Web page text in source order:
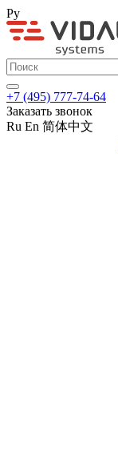
Ру
+7 (495) 777-74-64
Заказать звонок
Ru En 简体中文